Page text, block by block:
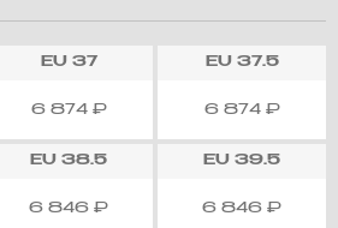
EU37
6 874 ₽
EU37.5
6 874 ₽
EU 38.5
6 846 ₽
EU 39.5
6 846 ₽